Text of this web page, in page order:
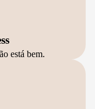
está bem.